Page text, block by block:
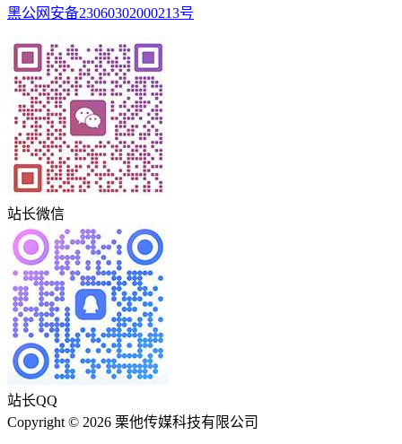
黑公网安备23060302000213号
站长微信
站长QQ
Copyright © 2026 栗他传媒科技有限公司